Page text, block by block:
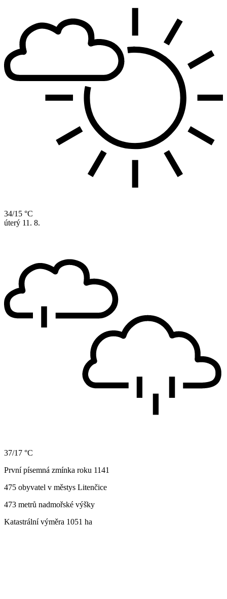
34/15 °C
úterý 11. 8.
37/17 °C
První písemná zmínka roku 1141
475 obyvatel v městys Litenčice
473 metrů nadmořské výšky
Katastrální výměra 1051 ha